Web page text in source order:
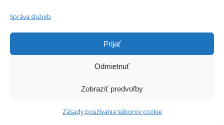
Správa služieb
Prijať
Odmietnuť
Zobraziť predvoľby
Zásady používania súborov cookie
Murgaša|spsjm.sk | Všetky práva vyhradené. | Web